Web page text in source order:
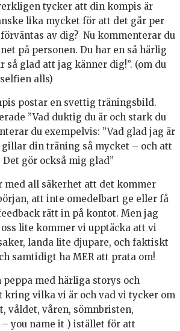
tycker att din kompis är
lika mycket för att det går per
av dig? Nu kommenterar du
på personen. Du har en så härlig
så glad att jag känner dig!”. (om du
alls)
postar en svettig träningsbild.
”Vad duktig du är och stark du
du exempelvis: ”Vad glad jag är
din träning så mycket – och att
gör också mig glad”
med all säkerhet att det kommer
att inte omedelbart ge eller få
rätt in på kontot. Men jag
lite kommer vi upptäcka att vi
landa lite djupare, och faktiskt
samtidigt ha MER att prata om!
peppa med härliga storys och
kring vilka vi är och vad vi tycker om
våldet, våren, sömnbristen,
you name it ) istället för att